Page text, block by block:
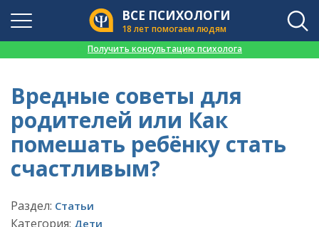
ВСЕ ПСИХОЛОГИ
18 лет помогаем людям
Получить консультацию психолога
Вредные советы для
родителей или Как
помешать ребёнку стать
счастливым?
Раздел: Статьи
Категория: Дети